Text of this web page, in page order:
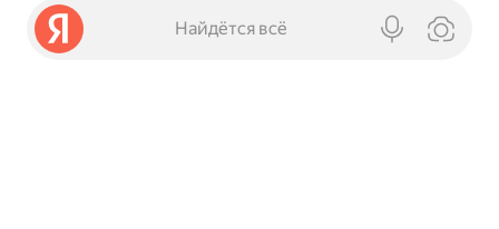
Найдётся всё